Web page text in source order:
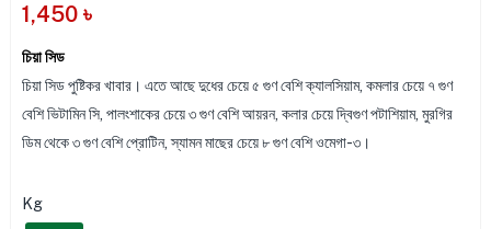
1,450 ৳
চিয়া সিড
চিয়া সিড পুষ্টিকর খাবার। এতে আছে দুধের চেয়ে ৫ গুণ বেশি ক্যালসিয়াম, কমলার চেয়ে ৭ গুণ
বেশি ভিটামিন সি, পালংশাকের চেয়ে ৩ গুণ বেশি আয়রন, কলার চেয়ে দ্বিগুণ পটাশিয়াম, মুরগির
ডিম থেকে ৩ গুণ বেশি প্রোটিন, স্যামন মাছের চেয়ে ৮ গুণ বেশি ওমেগা-৩।
Kg